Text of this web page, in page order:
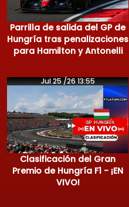
Parrilla de salida del GP de
Hungría tras penalizaciones
para Hamilton y Antonelli
Jul 25 /26 13:55
Clasificación del Gran
Premio de Hungría F1 - ¡EN
VIVO!